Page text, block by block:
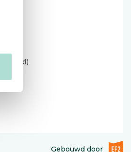
Gebouwd doorEF2